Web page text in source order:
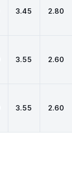
3.45 2.80
3.55 2.60
3.55 2.60